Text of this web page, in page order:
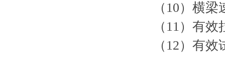
（10）横
（11）有
（12）有